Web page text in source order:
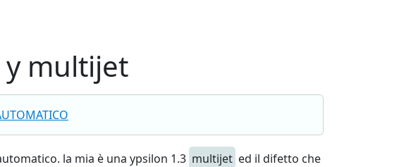
multijet
la mia è una ypsilon 1.3 multijet ed il difetto che